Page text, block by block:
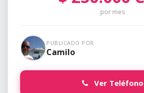
por mes
PUBLICADO POR
Camilo
Ver Teléfono